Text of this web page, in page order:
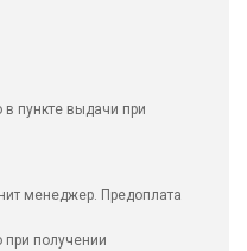
пункте выдачи при
менеджер. Предоплата
при получении